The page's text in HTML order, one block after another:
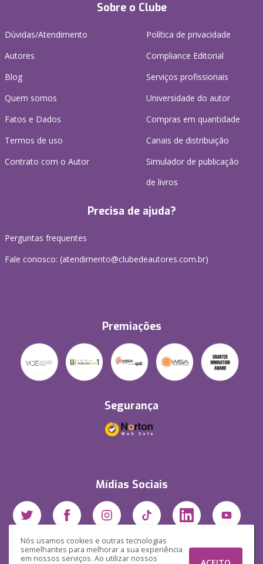
Nós usamos cookies e outras tecnologias
semelhantes para melhorar a sua experiência
em nossos serviços. Ao utilizar nossos
Sobre o Clube
Dúvidas/Atendimento
Autores
Blog
Quem somos
Fatos e Dados
Termos de uso
Contrato com o Autor
Política de privacidade
Compliance Editorial
Serviços profissionais
Universidade do autor
Compras em quantidade
Canais de distribuição
Simulador de publicação
de livros
Precisa de ajuda?
Perguntas frequentes
Fale conosco: (atendimento@clubedeautores.com.br)
Premiações
Segurança
Mídias Sociais